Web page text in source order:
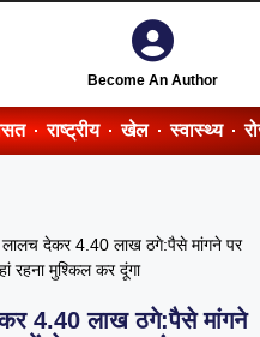
Become An Author
राष्ट्रीय खेल स्वास्थ्य
लालच देकर 4.40 लाख ठगे:पैसे मांगने पर
रहना मुश्किल कर दूंगा
4.40 लाख ठगे:पैसे मांगने